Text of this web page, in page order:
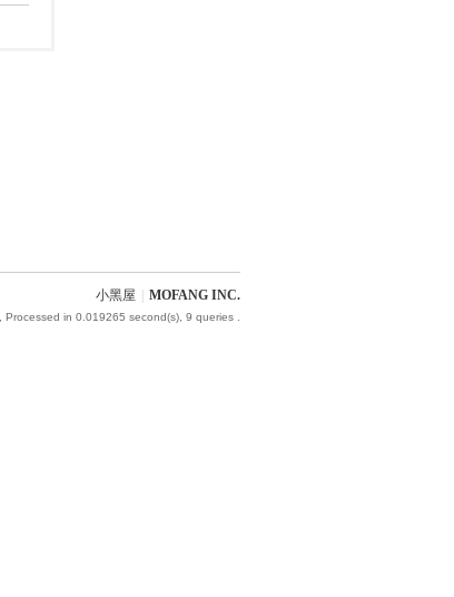
小黑屋 MOFANG INC.
, Processed in 0.019265 second(s), 9 queries .